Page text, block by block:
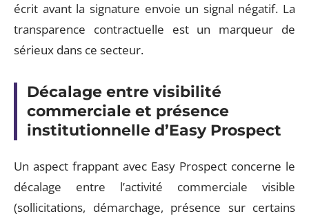
écrit avant la signature envoie un signal négatif. La
transparence contractuelle est un marqueur de
sérieux dans ce secteur.
Décalage entre visibilité
commerciale et présence
institutionnelle d’Easy Prospect
Un aspect frappant avec Easy Prospect concerne le
décalage entre l’activité commerciale visible
(sollicitations, démarchage, présence sur certains